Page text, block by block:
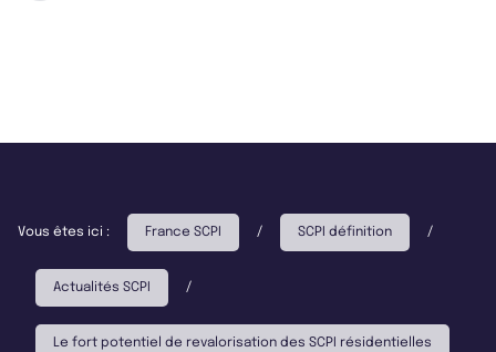
Vous êtes ici : France SCPI / SCPI définition /
Actualités SCPI /
Le fort potentiel de revalorisation des SCPI résidentielles